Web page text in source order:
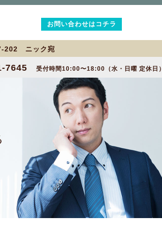
お問い合わせはコチラ
202 ニック宛
7645 受付時間10:00〜18:00（水・日曜 定休日）